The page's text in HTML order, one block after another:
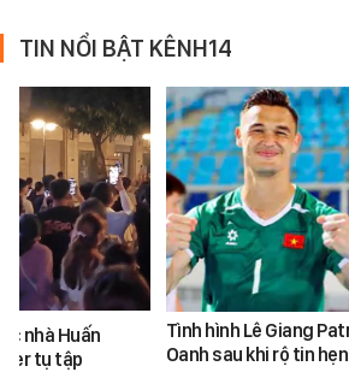
TIN NỔI BẬT KÊNH14
nhà Huấn
tụ tập
Tình hình Lê Giang
Oanh sau khi rộ tin